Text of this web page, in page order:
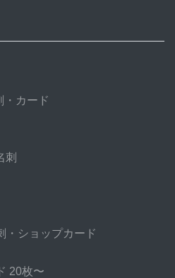
・カード
刺
・ショップカード
20枚〜